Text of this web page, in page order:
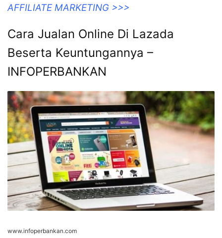
AFFILIATE MARKETING >>>
Cara Jualan Online Di Lazada
Beserta Keuntungannya –
INFOPERBANKAN
www.infoperbankan.com